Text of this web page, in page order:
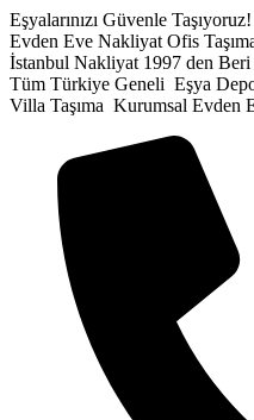
İçeriğe
atla
Eşyalarınızı Güvenle Taşıyoruz!
Evden Eve Nakliyat Ofis
İstanbul Nakliyat 1997 den
Tüm Türkiye Geneli Eşya
Villa Taşıma Kurumsal Evden